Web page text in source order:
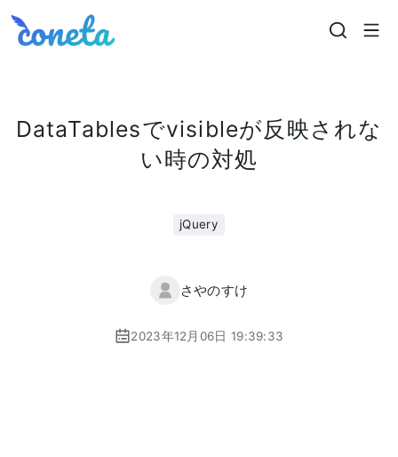
Coneta
DataTablesでvisibleが反映されな
い時の対処
jQuery
さやのすけ
2023年12月06日 19:39:33